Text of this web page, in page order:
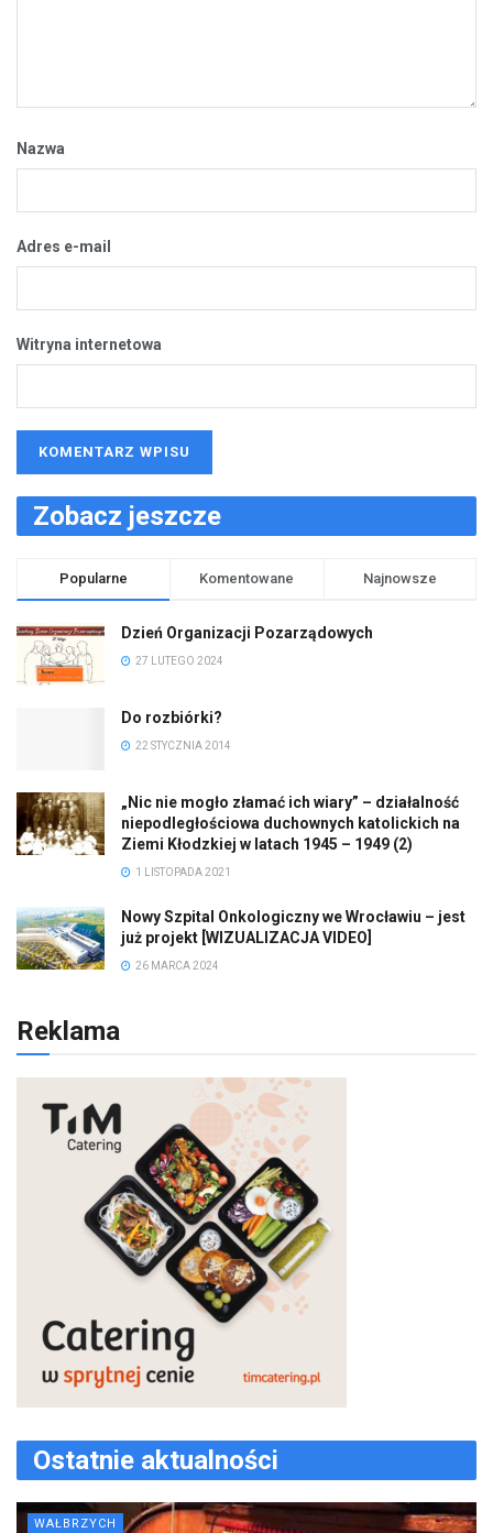
Nazwa
Adres e-mail
Witryna internetowa
Zobacz jeszcze
Popularne Komentowane Najnowsze
Dzień Organizacji Pozarządowych
27 LUTEGO 2024
Do rozbiórki?
22 STYCZNIA 2014
„Nic nie mogło złamać ich wiary” – działalność
niepodległościowa duchownych katolickich na
Ziemi Kłodzkiej w latach 1945 – 1949 (2)
1 LISTOPADA 2021
Nowy Szpital Onkologiczny we Wrocławiu – jest
już projekt [WIZUALIZACJA VIDEO]
26 MARCA 2024
Reklama
Ostatnie aktualności
WAŁBRZYCH